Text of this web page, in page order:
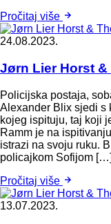
Pročitaj više
24.08.2023.
Jørn Lier Horst
Policijska postaja,
Alexander Blix sjedi s
kojeg ispituju, taj koji
Ramm je na
istrazi na svoju ruku.
policajkom Sofijom […]
Pročitaj više
13.07.2023.